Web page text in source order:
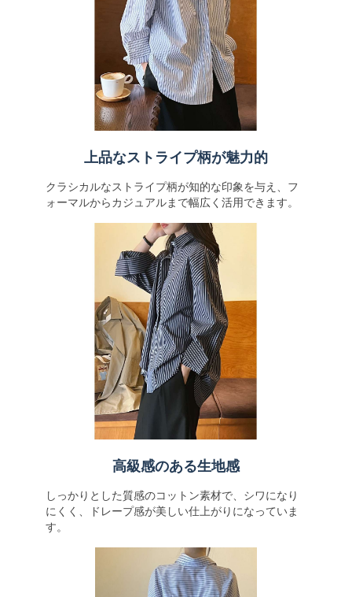
上品なストライプ柄が魅力的
クラシカルなストライプ柄が知的な印象を与え、フ
ォーマルからカジュアルまで幅広く活用できます。
高級感のある生地感
しっかりとした質感のコットン素材で、シワになり
にくく、ドレープ感が美しい仕上がりになっていま
す。